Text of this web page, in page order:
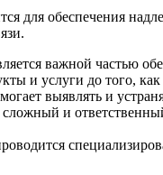
для обеспечения
важной частью
и услуги до того,
выявлять и
и